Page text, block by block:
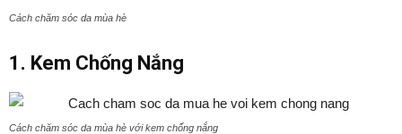
Cách chăm sóc da mùa hè
1. Kem Chống Nắng
Cách chăm sóc da mùa hè với kem chống nắng